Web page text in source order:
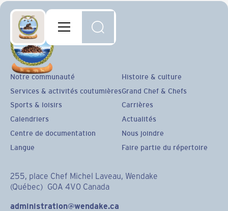
255, place Chef Michel Laveau, Wendake
(Québec) G0A 4V0 Canada
administration@wendake.ca
Notre communauté
Services & activités coutumières
Sports & loisirs
Calendriers
Centre de documentation
Langue
Histoire & culture
Grand Chef & Chefs
Carrières
Actualités
Nous joindre
Faire partie du répertoire